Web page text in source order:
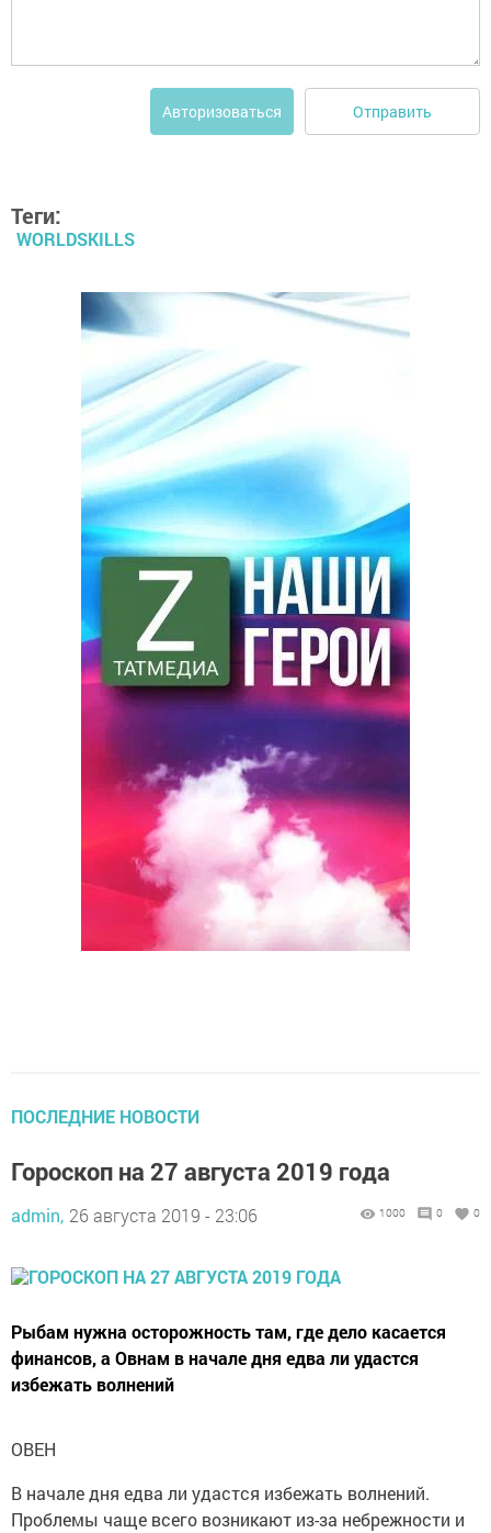
Авторизоваться Отправить
Теги:
WORLDSKILLS
ПОСЛЕДНИЕ НОВОСТИ
Гороскоп на 27 августа 2019 года
admin, 26 августа 2019 - 23:06 1000 0 0
Рыбам нужна осторожность там, где дело касается
финансов, а Овнам в начале дня едва ли удастся
избежать волнений
ОВЕН
В начале дня едва ли удастся избежать волнений.
Проблемы чаще всего возникают из-за небрежности и